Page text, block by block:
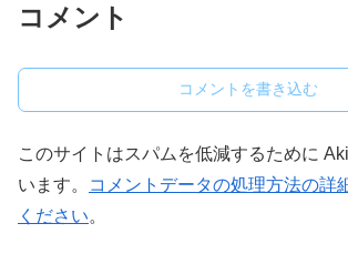
コメント
コメントを書き込む
このサイトはスパムを低減するために
います。
コメントデータの処理方法の詳
ください。